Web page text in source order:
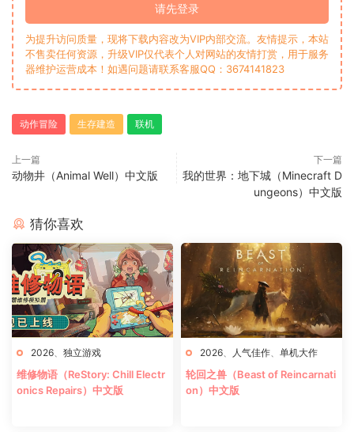
请先登录
为提升访问质量，现将下载内容改为VIP内部交流。友情提示，本站
不售卖任何资源，升级VIP仅代表个人对网站的友情打赏，用于服务
器维护运营成本！如遇问题请联系客服QQ：3674141823
动作冒险 生存建造 联机
上一篇
动物井（Animal Well）中文版
下一篇
我的世界：地下城（Minecraft D
ungeons）中文版
猜你喜欢
2026 独立游戏
维修物语（ReStory: Chill Electr
onics Repairs）中文版
2026 人气佳作 单机大作
轮回之兽（Beast of Reincarnati
on）中文版